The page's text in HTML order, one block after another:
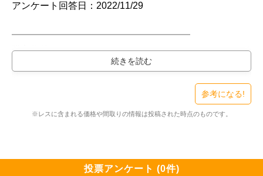
アンケート回答日：2022/11/29
━━━━━━━━━━━━━━━━━━━
購入物件
━━━━━━━━━━━━━━━━━━━
https://www.e-mansion.co.jp/bbs/th...
━━━━━━━━━━━━━━━━━━━
参考になる!
※レスに含まれる価格や間取りの情報は投稿された時点のものです。
投票アンケート (0件)